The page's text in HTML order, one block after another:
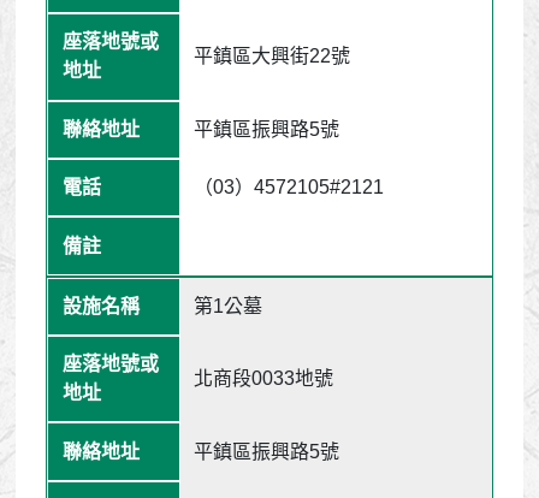
平鎮區大興街22號
平鎮區振興路5號
（03）4572105#2121
第1公墓
北商段0033地號
平鎮區振興路5號